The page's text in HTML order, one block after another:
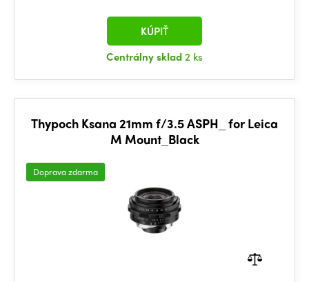
Centrálny sklad2 ks
KÚPIŤ
Thypoch Ksana 21mm f/3.5 ASPH_ for Leica
M Mount_Black
Doprava zdarma